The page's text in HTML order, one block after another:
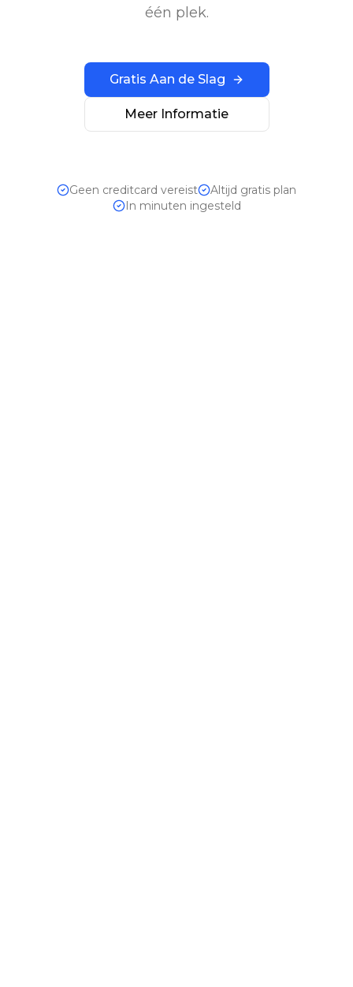
één plek.
Gratis Aan de Slag
Meer Informatie
Geen creditcard vereist
Altijd gratis plan
In minuten ingesteld